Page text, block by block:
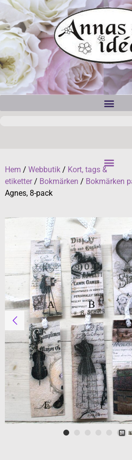
Hem / Webbutik / Kort, tags &
etiketter/ Bokmärken / Bokmärken
Agnes, 8-pack